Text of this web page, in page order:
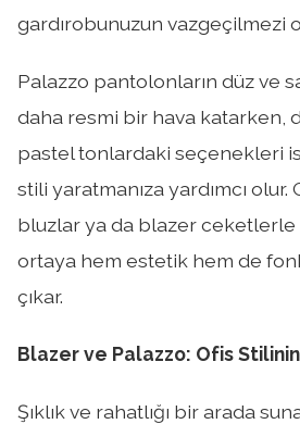
gardırobunuzun vazgeçilmezi
Palazzo pantolonların düz ve
daha resmi bir hava katarken,
pastel tonlardaki seçenekleri
stili yaratmanıza yardımcı
bluzlar ya da blazer
ortaya hem estetik hem de
çıkar.
Blazer ve Palazzo: Ofis
Şıklık ve rahatlığı bir arada